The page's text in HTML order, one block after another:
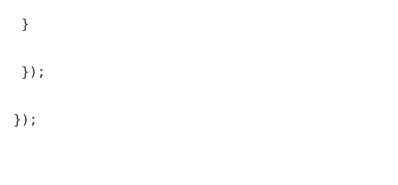
}
});
});